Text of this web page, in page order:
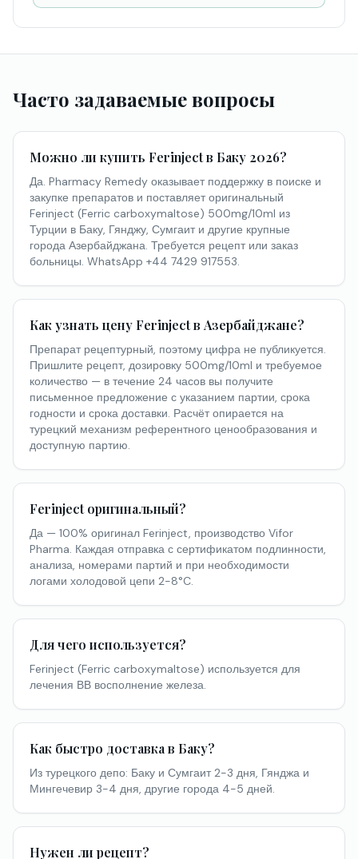
Часто задаваемые вопросы
Можно ли купить Ferinject в Баку 2026?
Да. Pharmacy Remedy оказывает поддержку в поиске и
закупке препаратов и поставляет оригинальный
Ferinject (Ferric carboxymaltose) 500mg/10ml из
Турции в Баку, Гянджу, Сумгаит и другие крупные
города Азербайджана. Требуется рецепт или заказ
больницы. WhatsApp +44 7429 917553.
Как узнать цену Ferinject в Азербайджане?
Препарат рецептурный, поэтому цифра не публикуется.
Пришлите рецепт, дозировку 500mg/10ml и требуемое
количество — в течение 24 часов вы получите
письменное предложение с указанием партии, срока
годности и срока доставки. Расчёт опирается на
турецкий механизм референтного ценообразования и
доступную партию.
Ferinject оригинальный?
Да — 100% оригинал Ferinject, производство Vifor
Pharma. Каждая отправка с сертификатом подлинности,
анализа, номерами партий и при необходимости
логами холодовой цепи 2-8°C.
Для чего используется?
Ferinject (Ferric carboxymaltose) используется для
лечения ВВ восполнение железа.
Как быстро доставка в Баку?
Из турецкого депо: Баку и Сумгаит 2-3 дня, Гянджа и
Мингечевир 3-4 дня, другие города 4-5 дней.
Нужен ли рецепт?